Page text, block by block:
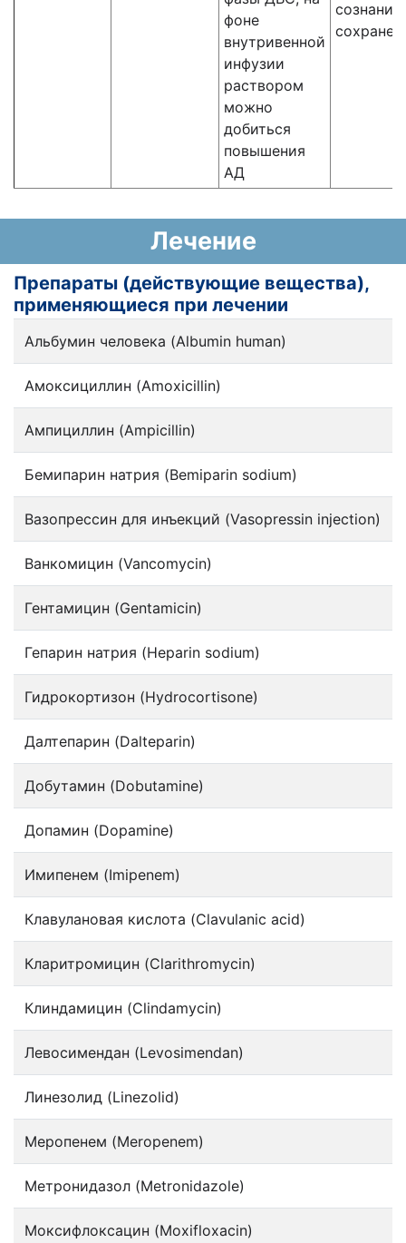
фоне
внутривенной
инфузии
раствором
можно
добиться
повышения
АД
сознание
Лечение
Препараты (действующие вещества),
применяющиеся при лечении
Альбумин человека (Albumin human)
Амоксициллин (Amoxicillin)
Ампициллин (Ampicillin)
Бемипарин натрия (Bemiparin sodium)
Вазопрессин для инъекций (Vasopressin injection)
Ванкомицин (Vancomycin)
Гентамицин (Gentamicin)
Гепарин натрия (Heparin sodium)
Гидрокортизон (Hydrocortisone)
Далтепарин (Dalteparin)
Добутамин (Dobutamine)
Допамин (Dopamine)
Имипенем (Imipenem)
Клавулановая кислота (Clavulanic acid)
Кларитромицин (Clarithromycin)
Клиндамицин (Clindamycin)
Левосимендан (Levosimendan)
Линезолид (Linezolid)
Меропенем (Meropenem)
Метронидазол (Metronidazole)
Моксифлоксацин (Moxifloxacin)